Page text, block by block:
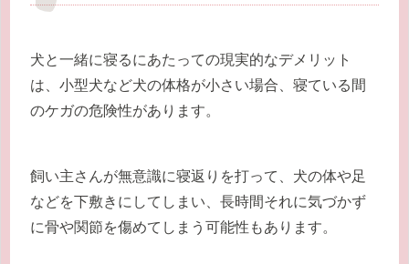
犬と一緒に寝るにあたっての現実的なデメリット
は、小型犬など犬の体格が小さい場合、寝ている間
のケガの危険性があります。
飼い主さんが無意識に寝返りを打って、犬の体や足
などを下敷きにしてしまい、長時間それに気づかず
に骨や関節を傷めてしまう可能性もあります。